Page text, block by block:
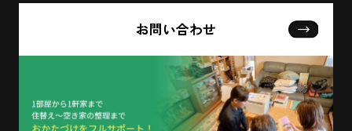
お問い合わせ